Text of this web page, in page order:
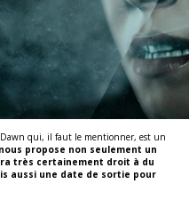
Dawn qui, il faut le mentionner, est un
propose non seulement un
très certainement droit à du
aussi une date de sortie pour